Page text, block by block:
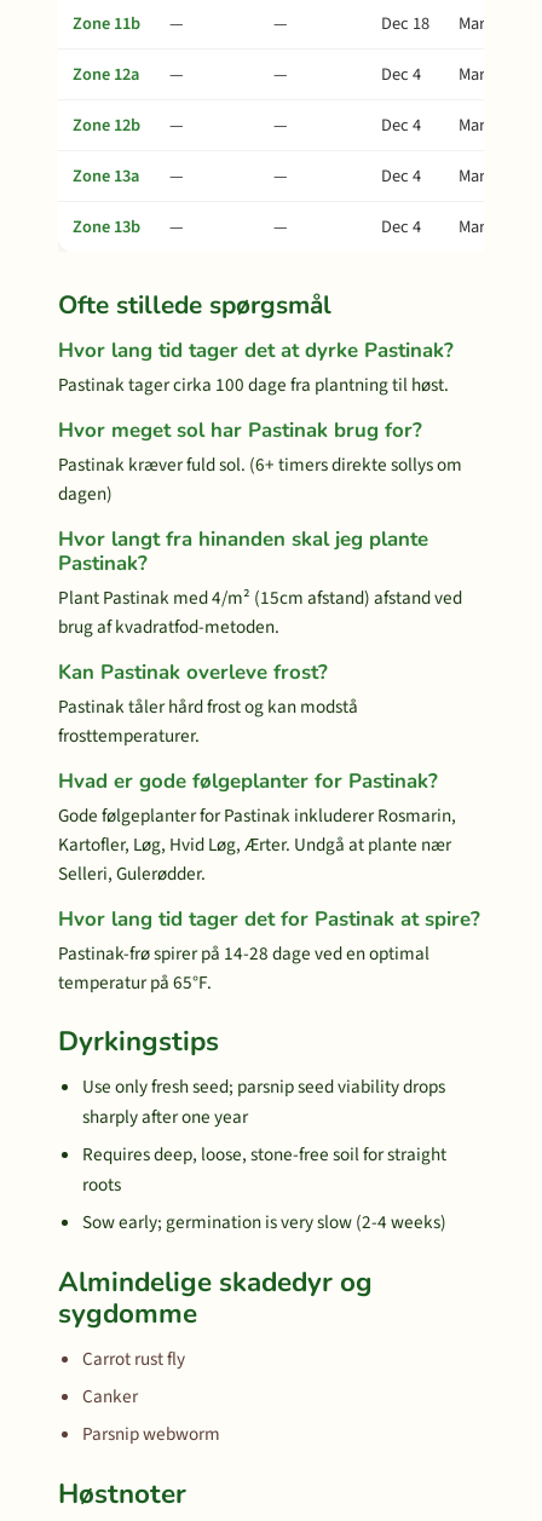
Zone 11b — — Dec 18
Mar 28
Zone 12a
— — Dec 4
Mar 14
Zone 12b
— — Dec 4
Mar 14
Zone 13a
— — Dec 4
Mar 14
Zone 13b
— — Dec 4 Mar 14
Ofte stillede spørgsmål
Hvor lang tid tager det at dyrke Pastinak?
Pastinak tager cirka 100 dage fra plantning til høst.
Hvor meget sol har Pastinak brug for?
Pastinak kræver fuld sol. (6+ timers direkte sollys om
dagen)
Hvor langt fra hinanden skal jeg plante
Pastinak?
Plant Pastinak med 4/m² (15cm afstand) afstand ved
brug af kvadratfod-metoden.
Kan Pastinak overleve frost?
Pastinak tåler hård frost og kan modstå
frosttemperaturer.
Hvad er gode følgeplanter for Pastinak?
Gode følgeplanter for Pastinak inkluderer Rosmarin,
Kartofler, Løg, Hvid Løg, Ærter. Undgå at plante nær
Selleri, Gulerødder.
Hvor lang tid tager det for Pastinak at spire?
Pastinak-frø spirer på 14-28 dage ved en optimal
temperatur på 65°F.
Dyrkingstips
Use only fresh seed; parsnip seed viability drops
sharply after one year
Requires deep, loose, stone-free soil for straight
roots
Sow early; germination is very slow (2-4 weeks)
Almindelige skadedyr og
sygdomme
Carrot rust fly
Canker
Parsnip webworm
Høstnoter